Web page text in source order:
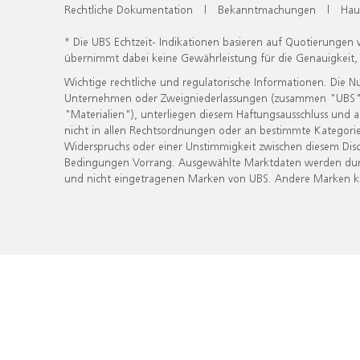
Rechtliche Dokumentation | Bekanntmachungen |
* Die UBS Echtzeit- Indikationen basieren auf
übernimmt dabei keine Gewährleistung für die
Wichtige rechtliche und regulatorische Informationen. Die
Unternehmen oder Zweigniederlassungen (zusammen
"Materialien"), unterliegen diesem Haftungsausschluss
nicht in allen Rechtsordnungen oder an bestimmte
Widerspruchs oder einer Unstimmigkeit zwischen diesem
Bedingungen Vorrang. Ausgewählte Marktdaten werden
und nicht eingetragenen Marken von UBS. Andere Marken